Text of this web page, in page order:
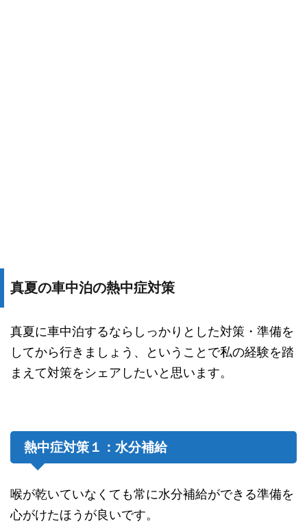
真夏の車中泊の熱中症対策
真夏に車中泊するならしっかりとした対策・準備を
してから行きましょう、ということで私の経験を踏
まえて対策をシェアしたいと思います。
熱中症対策１：水分補給
喉が乾いていなくても常に水分補給ができる準備を
心がけたほうが良いです。